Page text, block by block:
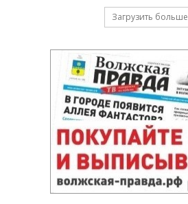
Загрузить больше